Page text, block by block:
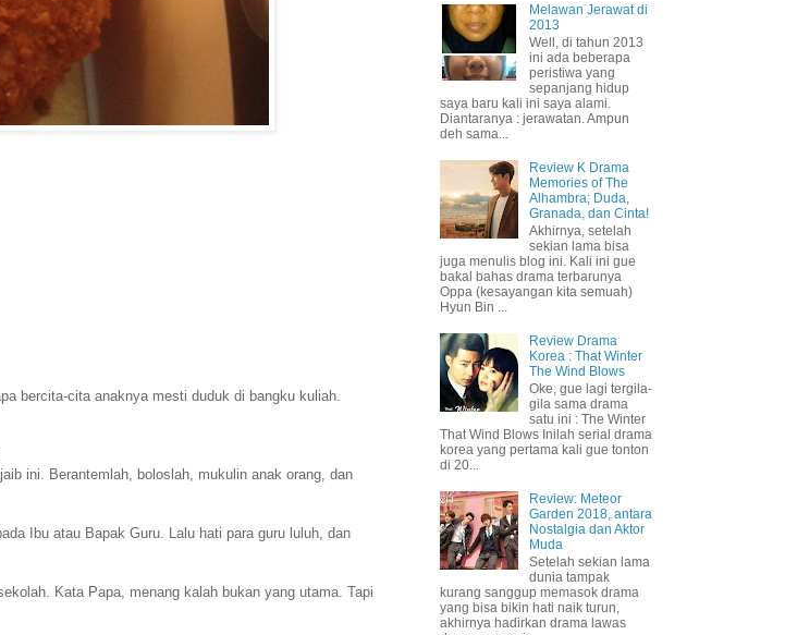
bercita-cita anaknya mesti duduk di bangku kuliah.
ini. Berantemlah, boloslah, mukulin anak orang, dan
Ibu atau Bapak Guru. Lalu hati para guru luluh, dan
Kata Papa, menang kalah bukan yang utama. Tapi
Melawan Jerawat di
2013
Well, di tahun 2013
ini ada beberapa
peristiwa yang
sepanjang hidup
saya baru kali ini saya alami.
Diantaranya : jerawatan. Ampun
deh sama...
Review K Drama
Memories of The
Alhambra; Duda,
Granada, dan Cinta!
Akhirnya, setelah
sekian lama bisa
juga menulis blog ini. Kali ini gue
bakal bahas drama terbarunya
Oppa (kesayangan kita semuah)
Hyun Bin ...
Review Drama
Korea : That Winter
The Wind Blows
Oke, gue lagi tergila-
gila sama drama
satu ini : The Winter
That Wind Blows Inilah serial drama
korea yang pertama kali gue tonton
di 20...
Review: Meteor
Garden 2018, antara
Nostalgia dan Aktor
Muda
Setelah sekian lama
dunia tampak
kurang sanggup memasok drama
yang bisa bikin hati naik turun,
akhirnya hadirkan drama lawas